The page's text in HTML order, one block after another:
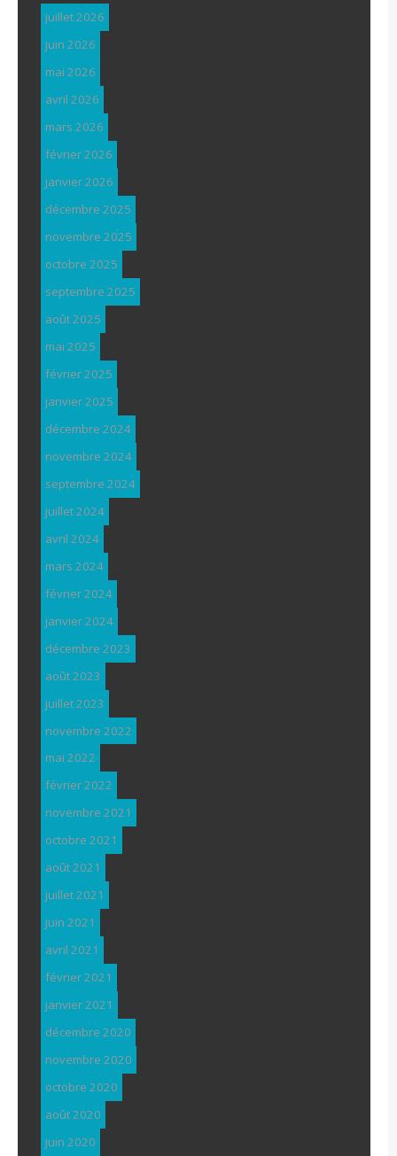
juillet 2026
juin 2026
mai 2026
avril 2026
mars 2026
février 2026
janvier 2026
décembre 2025
novembre 2025
octobre 2025
septembre 2025
août 2025
mai 2025
février 2025
janvier 2025
décembre 2024
novembre 2024
septembre 2024
juillet 2024
avril 2024
mars 2024
février 2024
janvier 2024
décembre 2023
août 2023
juillet 2023
novembre 2022
mai 2022
février 2022
novembre 2021
octobre 2021
août 2021
juillet 2021
juin 2021
avril 2021
février 2021
janvier 2021
décembre 2020
novembre 2020
octobre 2020
août 2020
juin 2020